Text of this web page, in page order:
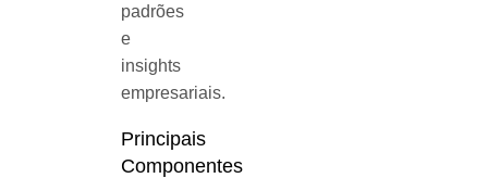
padrões
e
insights
empresariais.
Principais
Componentes